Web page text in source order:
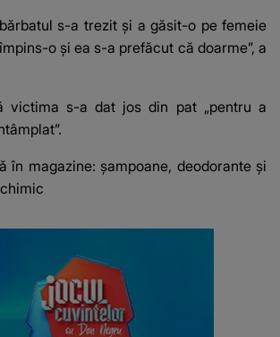
s-a trezit și a găsit-o pe femeie
o și ea s-a prefăcut că doarme”, a
victima s-a dat jos din pat „pentru a
în magazine: şampoane, deodorante şi